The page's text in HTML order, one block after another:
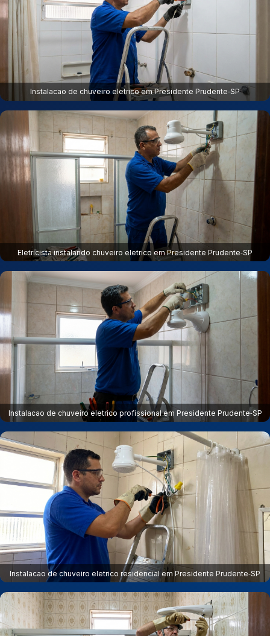
Instalacao de chuveiro eletrico em Presidente Prudente‑SP
Eletricista instalando chuveiro eletrico em Presidente Prudente‑SP
Instalacao de chuveiro eletrico profissional em Presidente Prudente‑SP
Instalacao de chuveiro eletrico residencial em Presidente Prudente‑SP